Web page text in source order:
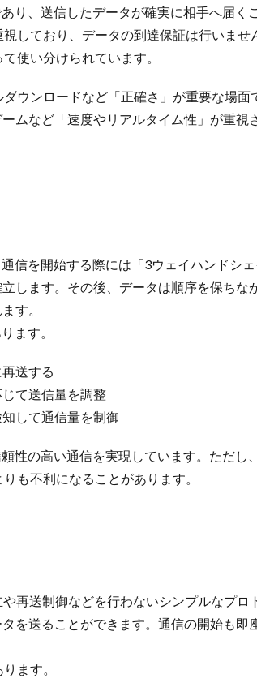
り、送信したデータが確実に相手へ届く
しており、データの到達保証は行いませ
使い分けられています。
ウンロードなど「正確さ」が重要な場面
ムなど「速度やリアルタイム性」が重視
信を開始する際には「3ウェイハンドシ
します。その後、データは順序を保ちな
す。
ます。
送する
て送信量を調整
して通信量を制御
性の高い通信を実現しています。ただし
も不利になることがあります。
再送制御などを行わないシンプルなプロ
を送ることができます。通信の開始も即
ます。